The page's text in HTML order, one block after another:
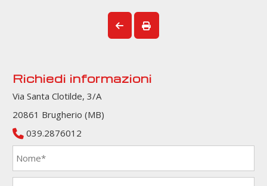
Richiedi informazioni
Via Santa Clotilde, 3/A
20861 Brugherio (MB)
039.2876012